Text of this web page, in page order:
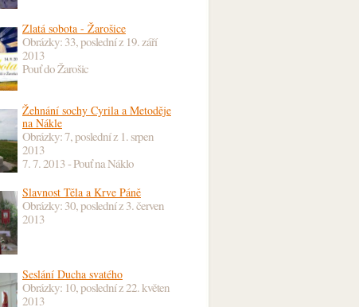
Zlatá sobota - Žarošice
Obrázky: 33, poslední z 19. září
2013
Pouť do Žarošic
Žehnání sochy Cyrila a Metoděje
na Nákle
Obrázky: 7, poslední z 1. srpen
2013
7. 7. 2013 - Pouť na Náklo
Slavnost Těla a Krve Páně
Obrázky: 30, poslední z 3. červen
2013
Seslání Ducha svatého
Obrázky: 10, poslední z22. květen
2013